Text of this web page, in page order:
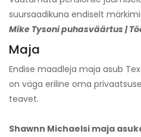
suursaadikuna endiselt
Mike Tysoni puhasväärtus |
Maja
Endise maadleja maja asub
on väga eriline oma
teavet.
Shawnn Michaelsi maja